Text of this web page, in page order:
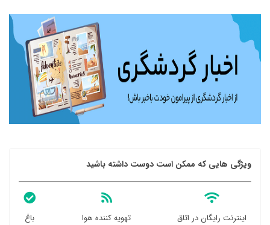
ویژگی هایی که ممکن است دوست داشته باشید
اینترنت رایگان در اتاق تهویه کننده هوا باغ